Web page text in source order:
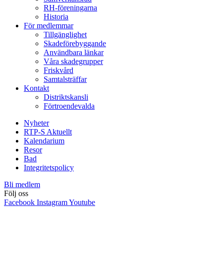
RH-föreningarna
Historia
För medlemmar
Tillgänglighet
Skadeförebyggande
Användbara länkar
Våra skadegrupper
Friskvård
Samtalsträffar
Kontakt
Distriktskansli
Förtroendevalda
Nyheter
RTP-S Aktuellt
Kalendarium
Resor
Bad
Integritetspolicy
Bli medlem
Följ oss
Facebook InstagramYoutube